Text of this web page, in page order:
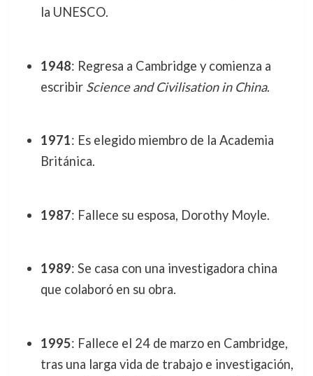
la UNESCO.
1948: Regresa a Cambridge y comienza a
escribir Science and Civilisation in China.
1971: Es elegido miembro de la Academia
Británica.
1987: Fallece su esposa, Dorothy Moyle.
1989: Se casa con una investigadora china
que colaboró en su obra.
1995: Fallece el 24 de marzo en Cambridge,
tras una larga vida de trabajo e investigación,